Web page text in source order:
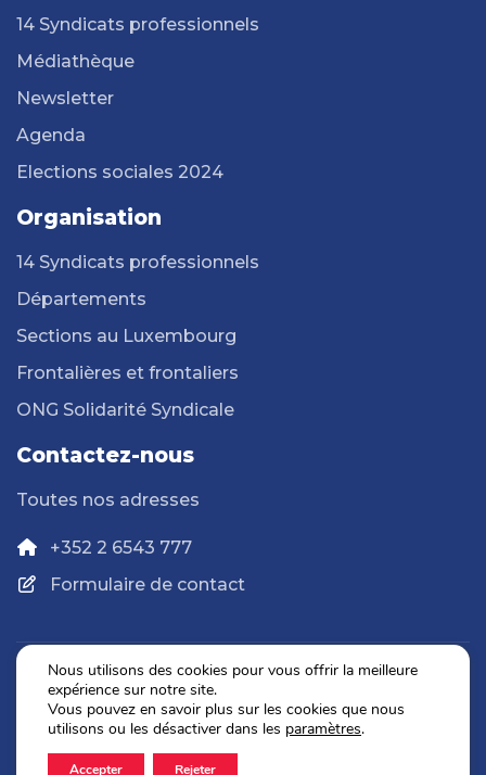
14 Syndicats professionnels
Médiathèque
Newsletter
Agenda
Elections sociales 2024
Organisation
14 Syndicats professionnels
Départements
Sections au Luxembourg
Frontalières et frontaliers
ONG Solidarité Syndicale
Contactez-nous
Toutes nos adresses
+352 2 6543 777
Formulaire de contact
Politique de confidentialité
Mentions légales
Nous utilisons des cookies pour vous offrir la meilleure
expérience sur notre site.
Vous pouvez en savoir plus sur les cookies que nous
utilisons ou les désactiver dans les paramètres.
Accepter Rejeter